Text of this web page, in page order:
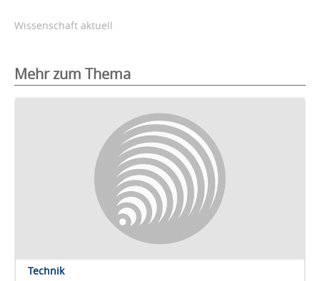
Wissenschaft aktuell
Mehr zum Thema
Technik